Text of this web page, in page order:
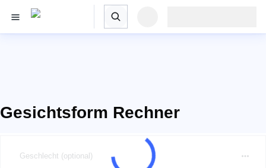
Gesichtsform Rechner
Geschlecht (optional)